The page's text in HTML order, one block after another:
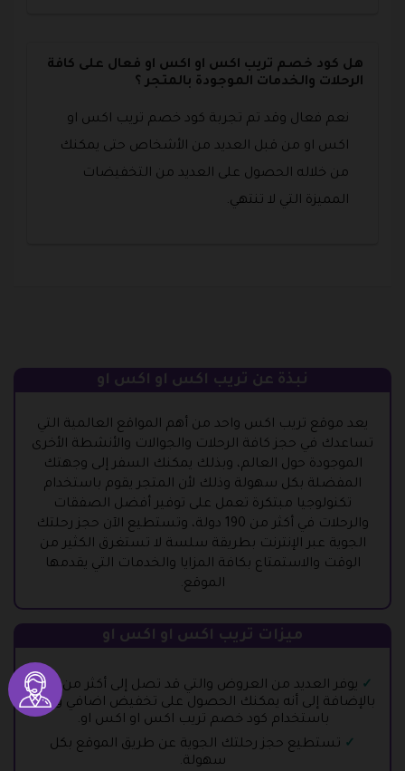
هل كود خصم تريب اكس او اكس او فعال على كافة
الرحلات والخدمات الموجودة بالمتجر ؟
نعم فعال وقد تم تجربة كود خصم تريب اكس او
اكس او من قبل العديد من الأشخاص حتى يمكنك
من خلاله الحصول على العديد من التخفيضات
المميزة التي لا تنتهي.
نبذة عن تريب اكس او اكس او
يعد موقع تريب اكس واحد من أهم المواقع العالمية التي
تساعدك في حجز كافة الرحلات والجوالات والأنشطة الأخرى
الموجودة حول العالم، وبذلك يمكنك السفر إلى وجهتك
المفضلة بكل سهولة وذلك لأن المتجر يقوم باستخدام
تكنولوجيا مبتكرة تعمل على توفير أفضل الصفقات
والرحلات في أكثر من 190 دولة، وتستطيع الآن حجز رحلتك
الجوية عبر الإنترنت بطريقة سلسة لا تستغرق الكثير من
الوقت والاستمتاع بكافة المزايا والخدمات التي يقدمها
الموقع.
ميزات تريب اكس او اكس او
يوفر العديد من العروض والتي قد تصل إلى أكثر من 20%
بالإضافة إلى أنه يمكنك الحصول على تخفيض اضافي وذلك
باستخدام كود خصم تريب اكس او اكس او.
تستطيع حجز رحلتك الجوية عن طريق الموقع بكل
سهولة.